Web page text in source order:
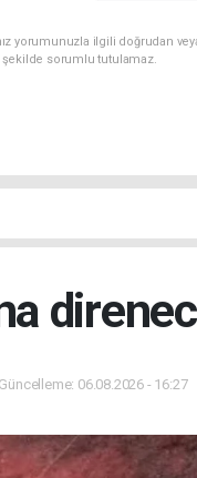
yorumunuzla ilgili doğrudan
sorumlu tutulamaz.
06.08.2026 - 16:27